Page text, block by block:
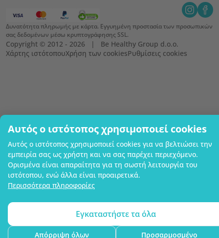
Αυτός ο ιστότοπος χρησιμοποιεί cookies
Αυτός ο ιστότοπος χρησιμοποιεί cookies για να βελτιώσει την
εμπειρία σας ως χρήστη και να σας παρέχει περιεχόμενο.
Ορισμένα είναι απαραίτητα για τη σωστή λειτουργία του
ιστότοπου, ενώ άλλα είναι προαιρετικά.
Περισσότερα πληροφορίες
Εγκαταστήστε τα όλα
Απόρριψη όλων Προσαρμοσμένο
Δυνατότητα πληρωμής με κάρτα. Εγγυημένη προστασία των προσωπικών
σας δεδομένων μέσω κρυπτογράφησης SSL.
Copyright © 2012 - 2026   |   Be Healthy Group d.o.o.
Χάρτης ιστότοπουΧρήση των cookiesΡυθμίσεις cookies